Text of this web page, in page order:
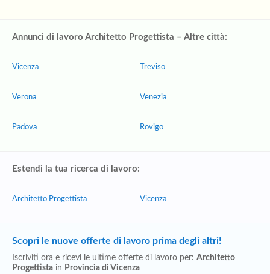
Annunci di lavoro Architetto Progettista – Altre città:
Vicenza
Verona
Padova
Treviso
Venezia
Rovigo
Estendi la tua ricerca di lavoro:
Architetto Progettista Vicenza
Scopri le nuove offerte di lavoro prima degli altri!
Iscriviti ora e ricevi le ultime offerte di lavoro per: Architetto
Progettista in Provincia di Vicenza